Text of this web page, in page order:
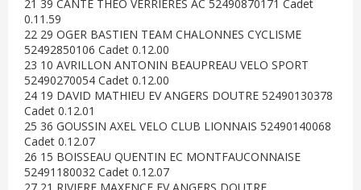
21 39 CANTE THEO VERRIERES AC 52490870171 Cadet
0.11.59
22 29 OGER BASTIEN TEAM CHALONNES CYCLISME
52492850106 Cadet 0.12.00
23 10 AVRILLON ANTONIN BEAUPREAU VELO SPORT
52490270054 Cadet 0.12.00
24 19 DAVID MATHIEU EV ANGERS DOUTRE 52490130378
Cadet 0.12.01
25 36 GOUSSIN AXEL VELO CLUB LIONNAIS 52490140068
Cadet 0.12.07
26 15 BOISSEAU QUENTIN EC MONTFAUCONNAISE
52491180032 Cadet 0.12.07